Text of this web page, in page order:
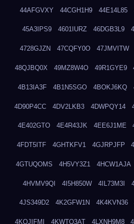
44AFGVXY 44CGH1H9 44E14L85
45A3IPS9 4601IURZ 46DGB3L9
4728GJZN 47CQFY0O 47JMVITW
48QJBQ0X 49MZ8W4O 49R1GYE9
4B13IA3F 4B1N5SGO 4BOKJ6KQ
4D90P4CC 4DV2LKB3 4DWPQY14
4E402GTO 4E4R43JK 4EE6J1ME
4FDT5ITF 4GHTKFV1 4GJRPJFP
4GTUQOMS 4H5VY3Z1 4HCW1AJA
4HVMV9QI 4I5H850W 4IL73M3I
4JS349D2 4K2GFW1N 4K4KVN36
4KQJIFMI 4KWTO3AT 4LXNH9M8